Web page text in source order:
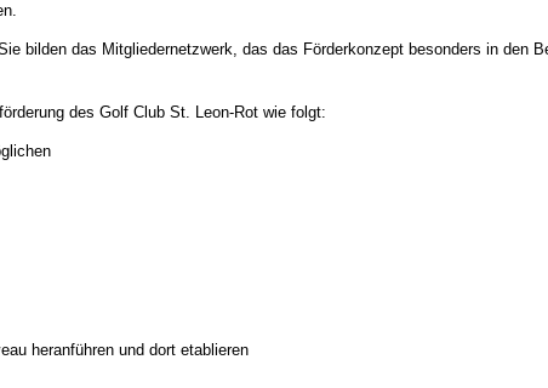
bilden das Mitgliedernetzwerk, das das Förderkonzept besonders in den
des Golf Club St. Leon-Rot wie folgt:
heranführen und dort etablieren